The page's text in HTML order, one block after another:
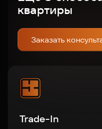
квартиры
Заказать
Trade-In